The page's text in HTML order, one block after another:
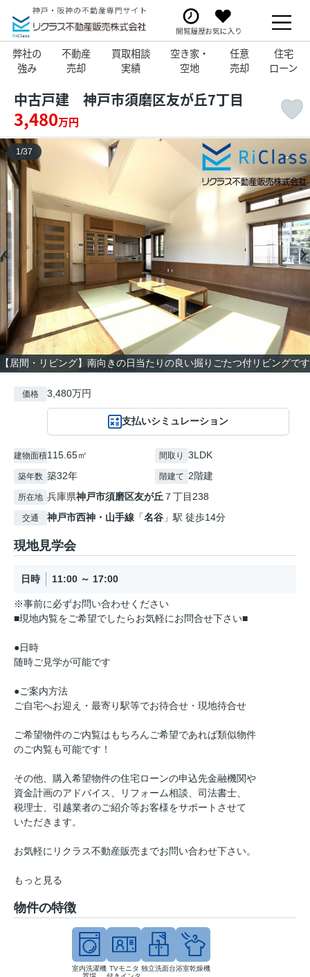
弊社の
強み
不動産
売却
買取相談
実績
空き家・
空地
任意
売却
住宅
ローン
中古戸建 神戸市須磨区友が丘7丁目
3,480万円
【居間・リビング】南向きの日当たりの良い掘りごたつ付リビングです
1/37
価格 3,480万円
支払いシミュレーション
建物面積115.65㎡ 間取り 3LDK
築年数 築32年 階建て 2階建
所在地 兵庫県神戸市須磨区友が丘 ７丁目238
交通 神戸市西神・山手線 「名谷 」駅 徒歩14分
現地見学会
日時 11:00 ～ 17:00
※事前に必ずお問い合わせください
■現地内覧をご希望でしたらお気軽にお問合せ下さい■
●日時
随時ご見学が可能です
●ご案内方法
ご自宅へお迎え・最寄り駅等でお待合せ・現地待合せ
ご希望物件のご内覧はもちろんご希望であれば類似物件
のご内覧も可能です！
その他、購入希望物件の住宅ローンの申込先金融機関や
資金計画のアドバイス、リフォーム相談、司法書士、
税理士、引越業者のご紹介等お客様をサポートさせて
いただきます。
お気軽にリクラス不動産販売までお問い合わせ下さい。
もっと見る
物件の特徴
室内洗濯機 TVモニタ 独立洗面台浴室乾燥機